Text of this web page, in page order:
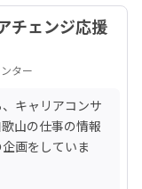
チェンジ応援
ター
キャリアコンサ
山の仕事の情報
画をしていま